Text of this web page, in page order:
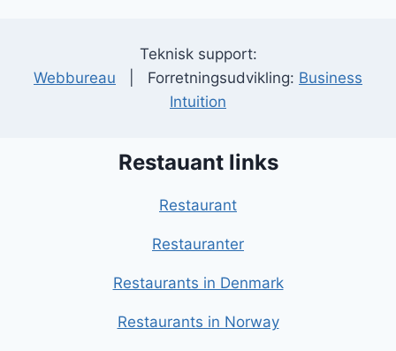
Teknisk support:
Webbureau | Forretningsudvikling: Business
Intuition
Restauant links
Restaurant
Restauranter
Restaurants in Denmark
Restaurants in Norway